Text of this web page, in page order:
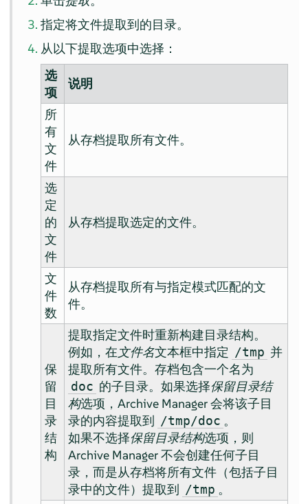
指定将文件提取到的目录。
从以下提取选项中选择：
选
项
说明
所
有
文
件
从存档提取所有文件。
选
定
的
文
件
从存档提取选定的文件。
文
件
数
从存档提取所有与指定模式匹配的文
件。
保
留
目
录
结
构
提取指定文件时重新构建目录结构。
例如，在文件名文本框中指定 /tmp 并
提取所有文件。存档包含一个名为
doc 的子目录。如果选择保留目录结
构选项，Archive Manager 会将该子目
录的内容提取到 /tmp/doc 。
如果不选择保留目录结构选项，则
Archive Manager 不会创建任何子目
录，而是从存档将所有文件（包括子目
录中的文件）提取到 /tmp 。